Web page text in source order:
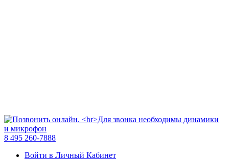
8 495 260-7888
Войти в Личный Кабинет